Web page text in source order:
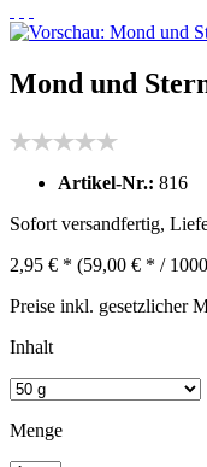
Mond und
Artikel-Nr.: 816
Sofort versandfertig,
2,95 € * (59,00 € * /
Preise inkl. gesetzlicher
Inhalt
Menge